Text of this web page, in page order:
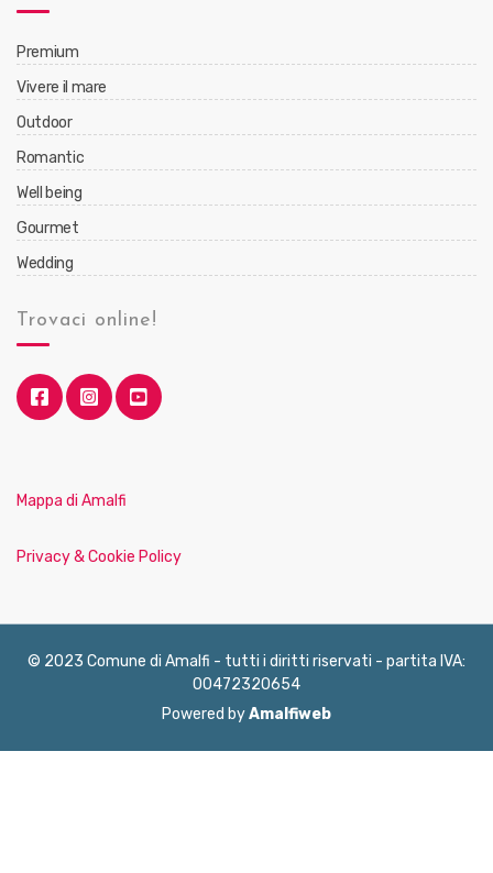
Premium
Vivere il mare
Outdoor
Romantic
Well being
Gourmet
Wedding
Trovaci online!
Mappa di Amalfi
Privacy & Cookie Policy
© 2023 Comune di Amalfi - tutti i diritti riservati - partita IVA:
00472320654
Powered byAmalfiweb